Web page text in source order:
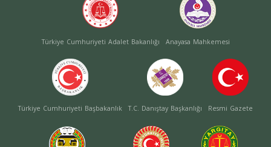
Türkiye Cumhuriyeti Adalet Bakanlığı Anayasa Mahkemesi
Türkiye Cumhuriyeti Başbakanlık T.C. Danıştay Başkanlığı Resmi Gazete